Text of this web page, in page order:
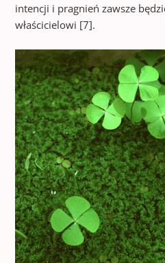
intencji i pragnień zawsze
właścicielowi [7].